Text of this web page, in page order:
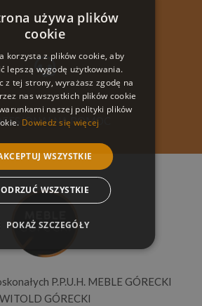
POMOC
P.P.U.H. MEBLE GÓRECKI
WITOLD GÓRECKI
używa plików
cookie
korzysta z plików cookie, aby
lepszą wygodę użytkowania.
z tej strony, wyrażasz zgodę na
nas wszystkich plików cookie
naszej polityki plików
Dowiedz się więcej
WSZYSTKIE
ODRZUĆ WSZYSTKIE
POKAŻ SZCZEGÓŁY